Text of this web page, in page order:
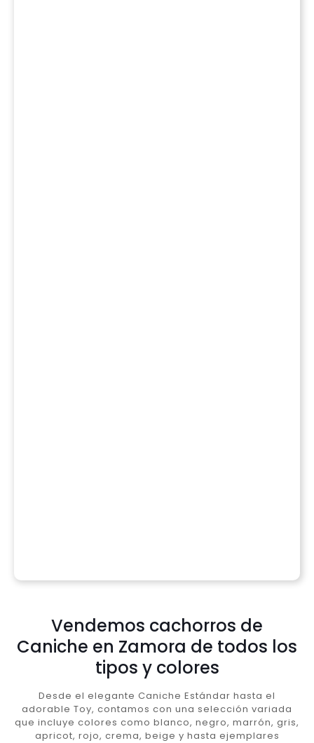
Vendemos cachorros de
Caniche en Zamora de todos los
tipos y colores
Desde el elegante Caniche Estándar hasta el
adorable Toy, contamos con una selección variada
que incluye colores como blanco, negro, marrón, gris,
apricot, rojo, crema, beige y hasta ejemplares